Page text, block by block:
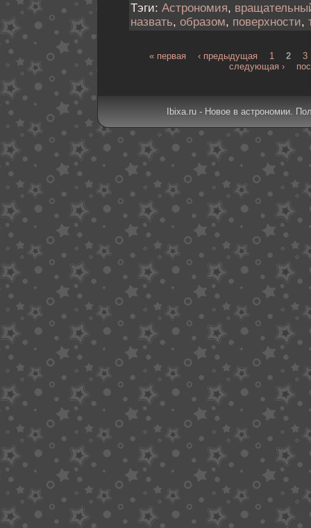
Тэги: Астрономия,
назвать, образом, поверхности,
« первая ‹ предыдущая 1 2
3
следующая ›
Ibixa.ru - Новое в астрономии.